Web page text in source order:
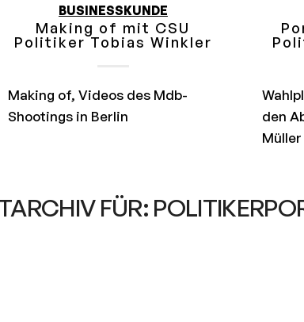
BUSINESSKUNDE
Making of mit CSU
Politiker Tobias Winkler
Making of, Videos des Mdb-
Shootings in Berlin
den
Müller
FÜR: